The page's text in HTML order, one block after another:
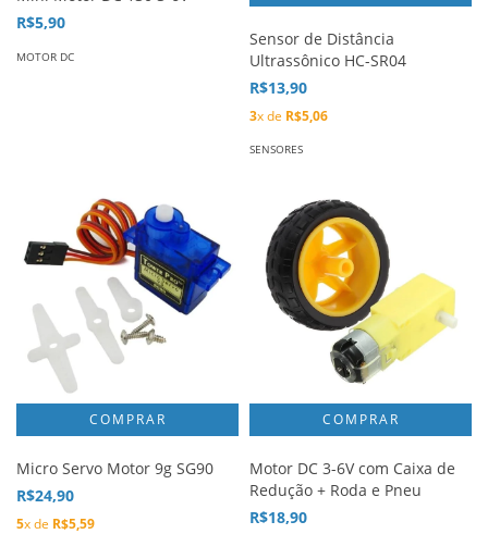
R$5,90
MOTOR DC
Sensor de Distância
Ultrassônico HC-SR04
R$13,90
3x de R$5,06
SENSORES
Micro Servo Motor 9g SG90
R$24,90
5x de R$5,59
Motor DC 3-6V com Caixa de
Redução + Roda e Pneu
R$18,90